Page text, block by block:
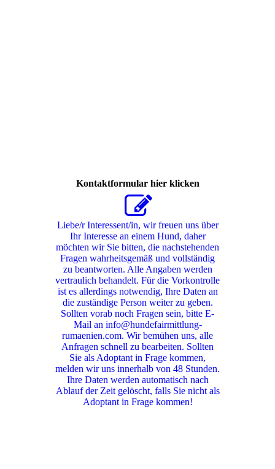
Kontaktformular hier klicken
Liebe/r Interessent/in, wir freuen uns über
Ihr Interesse an einem Hund, daher
möchten wir Sie bitten, die nachstehenden
Fragen wahrheitsgemäß und vollständig
zu beantworten. Alle Angaben werden
vertraulich behandelt. Für die Vorkontrolle
ist es allerdings notwendig, Ihre Daten an
die zuständige Person weiter zu geben.
Sollten vorab noch Fragen sein, bitte E-
Mail an info@hundefairmittlung-
rumaenien.com. Wir bemühen uns, alle
Anfragen schnell zu bearbeiten. Sollten
Sie als Adoptant in Frage kommen,
melden wir uns innerhalb von 48 Stunden.
Ihre Daten werden automatisch nach
Ablauf der Zeit gelöscht, falls Sie nicht als
Adoptant in Frage kommen!